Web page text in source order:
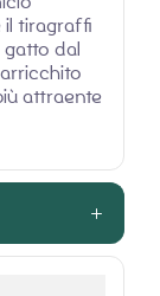
il tiragraffi
gatto dal
attraente